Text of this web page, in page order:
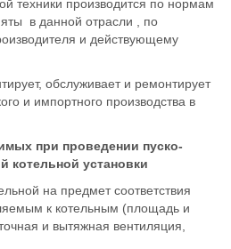
техники производится по нормам
в данной отрасли , по
и действующему
обслуживает и ремонтирует
и импортного производства в
при проведении пуско-
котельной установки
на предмет соответствия
к котельным (площадь и
и вытяжная вентиляция,